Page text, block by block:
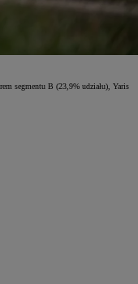
segmentu B (23,9% udziału), Yaris